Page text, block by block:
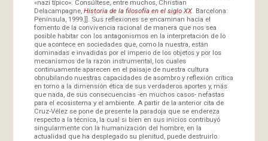
«nazi típico». Consúltese, entre muchos, Christian
Delacampagne, Historia de la filosofía en el siglo XX. Barcelona:
Península, 1999.]]. Sus reflexiones se encaminan hacia el
fomento de la convivencia racional de manera que nos sea
posible habitar con los antagonismos en la interpretación de lo
que acontece en sociedades que, como la nuestra, están
dominadas e invadidas por el imperio de los objetos y por los
mecanismos de la razón instrumental, los cuales
continuamente aparecen en el paisaje de nuestra cultura
obnubilando nuestras capacidades de asombro y reflexión crítica
en torno a la dimensión ética de sus verdaderos aportes y, más
que nada, de sus consecuencias -en muchos casos- nefastas
para el ecosistema y el ambiente. A partir de la anterior cita de
Cruz-Vélez se pone de presente la paradoja que se endereza
respecto a la técnica, la cual si bien en sus inicios contribuyó
singularmente con la humanización del hombre, en la
actualidad que ha desplegado su plenitud, puede destruirlo.